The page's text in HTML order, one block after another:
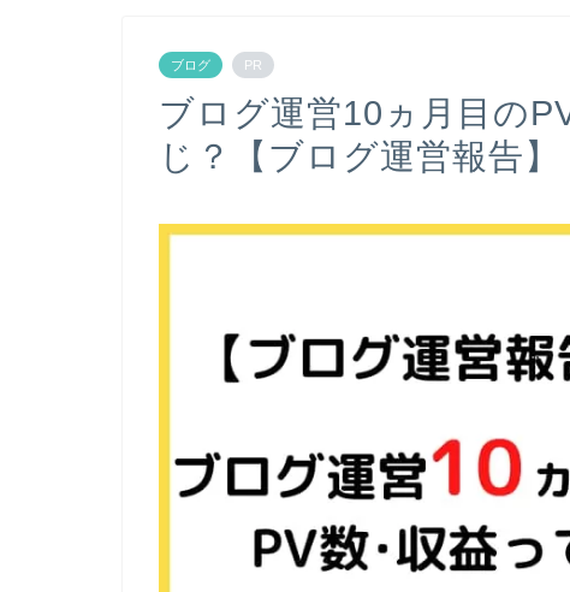
ブログ PR
ブログ運営10ヵ月目の
じ？【ブログ運営報告】